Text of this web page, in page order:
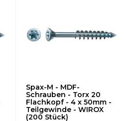
Spax-M - MDF-
Schrauben - Torx 20
Flachkopf - 4 x 50mm -
Teilgewinde - WIROX
(200 Stück)